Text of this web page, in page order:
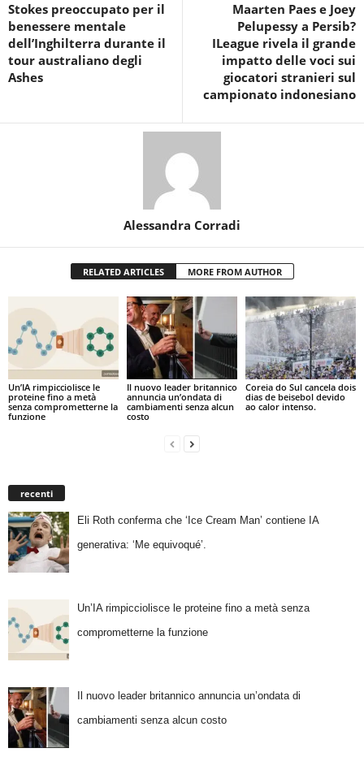
Stokes preoccupato per il
benessere mentale
dell’Inghilterra durante il
tour australiano degli
Ashes
Maarten Paes e Joey
Pelupessy a Persib?
ILeague rivela il grande
impatto delle voci sui
giocatori stranieri sul
campionato indonesiano
Alessandra Corradi
RELATED ARTICLES MORE FROM AUTHOR
Un’IA rimpicciolisce le
proteine fino a metà
senza comprometterne la
funzione
Il nuovo leader britannico
annuncia un’ondata di
cambiamenti senza alcun
costo
Coreia do Sul cancela dois
dias de beisebol devido
ao calor intenso.
recenti
Eli Roth conferma che ‘Ice Cream Man’ contiene IA
generativa: ‘Me equivoqué’.
Un’IA rimpicciolisce le proteine fino a metà senza
comprometterne la funzione
Il nuovo leader britannico annuncia un’ondata di
cambiamenti senza alcun costo